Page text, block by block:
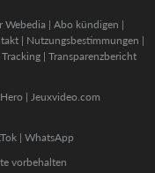
Webedia | Abo kündigen |
| Nutzungsbestimmungen |
| Transparenzbericht
| Jeuxvideo.com
| WhatsApp
vorbehalten